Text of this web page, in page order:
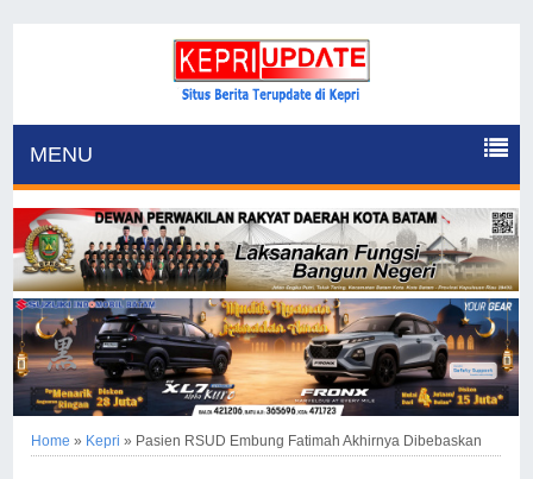
MENU
Home » Kepri » Pasien RSUD Embung Fatimah Akhirnya Dibebaskan